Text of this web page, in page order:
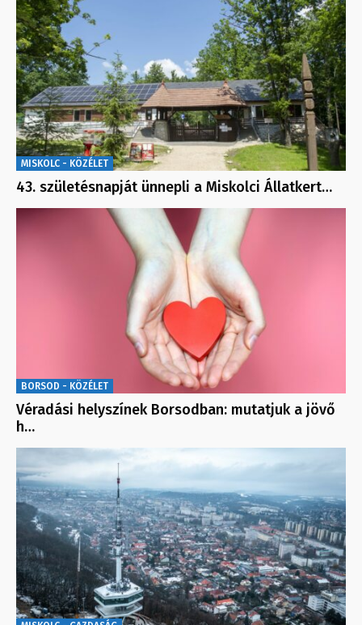
MISKOLC - KÖZÉLET
43. születésnapját ünnepli a Miskolci Állatkert…
BORSOD - KÖZÉLET
Véradási helyszínek Borsodban: mutatjuk a jövő
h…